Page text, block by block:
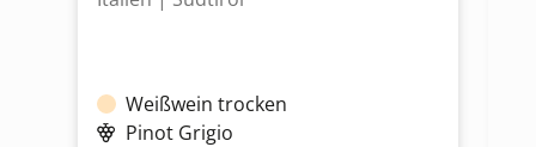
Weißwein trocken
Pinot Grigio